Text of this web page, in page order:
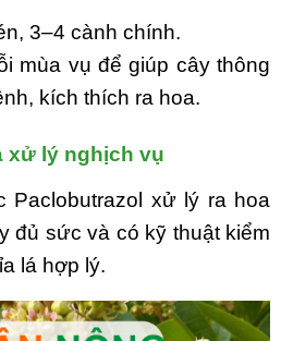
3–4 cành chính.
mùa vụ để giúp cây thông
kích thích ra hoa.
xử lý nghịch vụ
Paclobutrazol xử lý ra hoa
đủ sức và có kỹ thuật kiểm
lá hợp lý.